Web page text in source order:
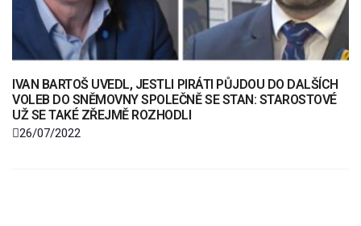
IVAN BARTOŠ UVEDL, JESTLI PIRÁTI PŮJDOU DO DALŠÍCH
VOLEB DO SNĚMOVNY SPOLEČNĚ SE STAN: STAROSTOVÉ
UŽ SE TAKÉ ZŘEJMĚ ROZHODLI
26/07/2022